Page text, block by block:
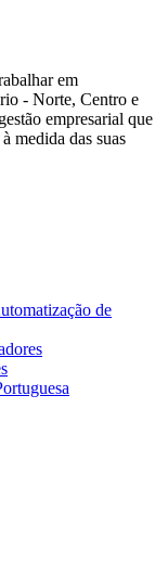
em
- Norte, Centro e
empresarial que
medida das suas
de